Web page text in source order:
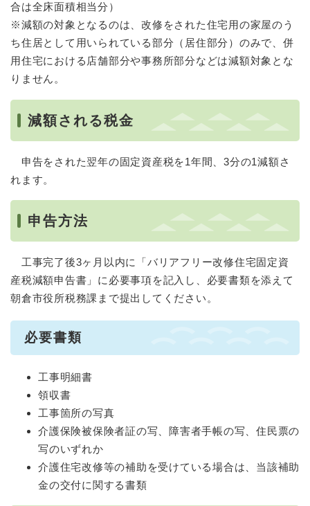
合は全床面積相当分）
※減額の対象となるのは、改修をされた住宅用の家屋のう
ち住居として用いられている部分（居住部分）のみで、併
用住宅における店舗部分や事務所部分などは減額対象とな
りません。
減額される税金
申告をされた翌年の固定資産税を1年間、3分の1減額さ
れます。
申告方法
工事完了後3ヶ月以内に「バリアフリー改修住宅固定資
産税減額申告書」に必要事項を記入し、必要書類を添えて
朝倉市役所税務課まで提出してください。
必要書類
工事明細書
領収書
工事箇所の写真
介護保険被保険者証の写、障害者手帳の写、住民票の
写のいずれか
介護住宅改修等の補助を受けている場合は、当該補助
金の交付に関する書類